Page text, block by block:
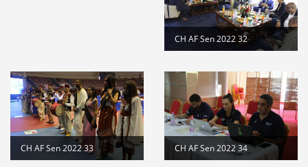
CH AF Sen 2022 32
CH AF Sen 2022 33 CH AF Sen 2022 34